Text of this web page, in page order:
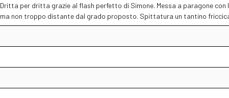
Dritta per dritta grazie al flash perfetto di Simone. Messa a paragone
ma non troppo distante dal grado proposto. Spittatura un tantino